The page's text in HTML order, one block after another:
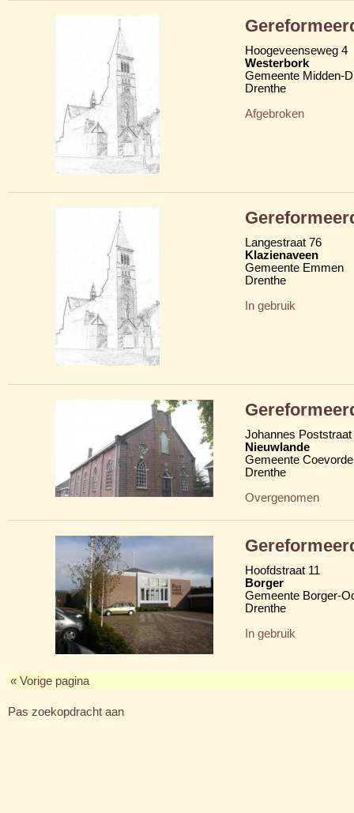
Hoogeveenseweg 4
Westerbork
Gemeente Midden-
Drenthe
Afgebroken
Langestraat 76
Klazienaveen
Gemeente Emmen
Drenthe
In gebruik
Johannes Poststraat
Nieuwlande
Gemeente
Drenthe
Overgenomen
Hoofdstraat 11
Borger
Gemeente Borger-
Drenthe
In gebruik
« Vorige pagina
Pas zoekopdracht aan